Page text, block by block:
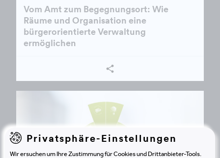
Vom Amt zum Begegnungsort: Wie
Räume und Organisation eine
bürgerorientierte Verwaltung
ermöglichen
Privatsphäre-Einstellungen
Wir ersuchen um Ihre Zustimmung für Cookies und Drittanbieter-Tools.